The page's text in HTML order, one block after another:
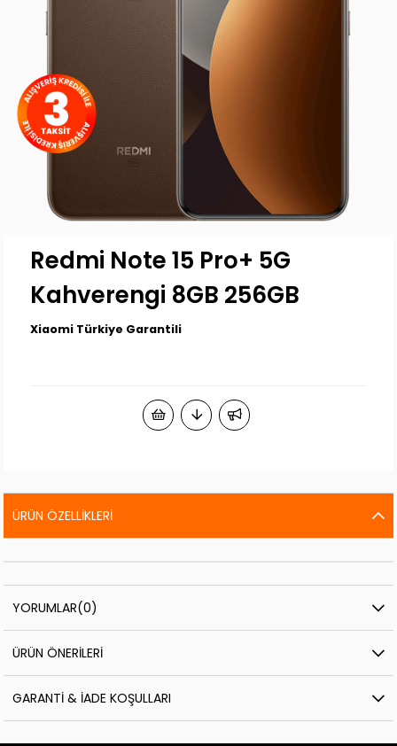
Redmi Note 15 Pro+ 5G
Kahverengi 8GB 256GB
Xiaomi Türkiye Garantili
ÜRÜN ÖZELLIKLERI
YORUMLAR(0)
ÜRÜN ÖNERILERI
GARANTI & İADE KOŞULLARI